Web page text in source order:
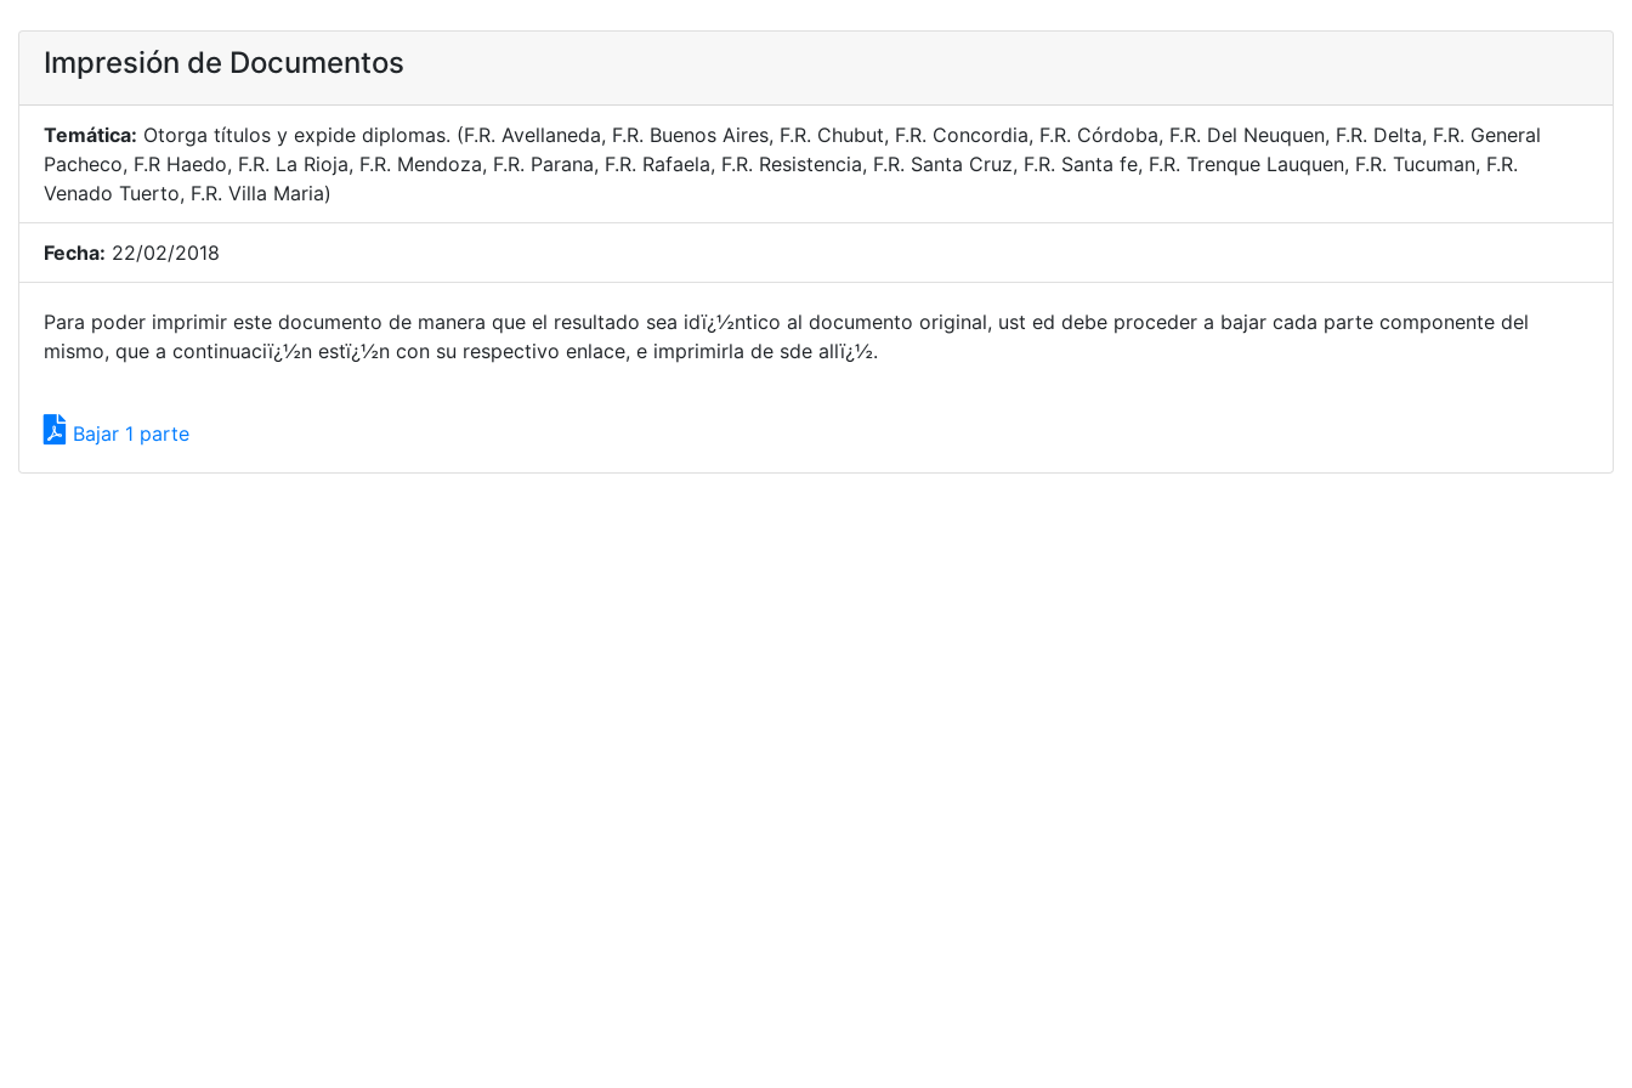
Impresión de Documentos
Temática: Otorga títulos y expide diplomas. (F.R. Avellaneda, F.R. Buenos Aires, F.R. Chubut, F.R. Concordia, F.R. Córdoba, F.R. Del Neuquen, F.R. Delta, F.R. General
Pacheco, F.R Haedo, F.R. La Rioja, F.R. Mendoza, F.R. Parana, F.R. Rafaela, F.R. Resistencia, F.R. Santa Cruz, F.R. Santa fe, F.R. Trenque Lauquen, F.R. Tucuman, F.R.
Venado Tuerto, F.R. Villa Maria)
Fecha: 22/02/2018
Para poder imprimir este documento de manera que el resultado sea idï¿½ntico al documento original, ust ed debe proceder a bajar cada parte componente del
mismo, que a continuaciï¿½n estï¿½n con su respectivo enlace, e imprimirla de sde allï¿½.
Bajar 1 parte